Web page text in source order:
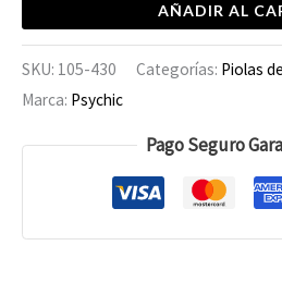
AÑADIR AL
SKU: 105-430 Categorías: Piolas
Marca: Psychic
Pago Seguro